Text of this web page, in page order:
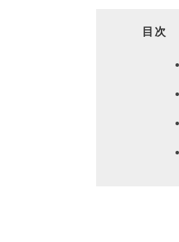
目次